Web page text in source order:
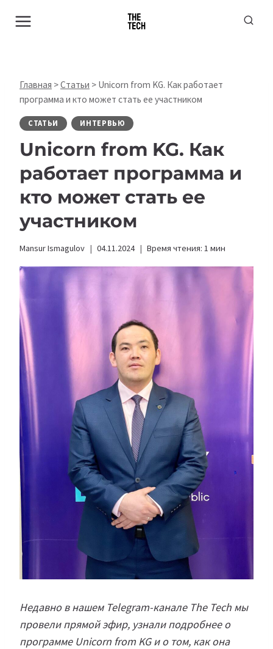
Главная >Статьи > Unicorn from KG. Как работает
программа и кто может стать ее участником
СТАТЬИ ИНТЕРВЬЮ
Unicorn from KG. Как
работает программа и
кто может стать ее
участником
Mansur Ismagulov 04.11.2024 Время чтения: 1 мин
Недавно в нашем Telegram-канале The Tech мы
провели прямой эфир, узнали подробнее о
программе Unicorn from KG и о том, как она